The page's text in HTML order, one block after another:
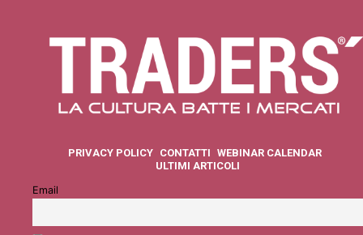
PRIVACY POLICY CONTATTI WEBINAR CALENDAR
ULTIMI ARTICOLI
Email